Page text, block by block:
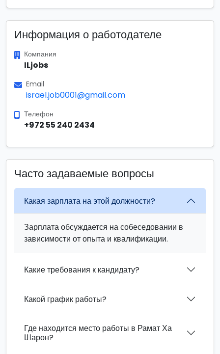
Информация о работодателе
Компания
ILjobs
Email
israel.job0001@gmail.com
Телефон
+972 55 240 2434
Часто задаваемые вопросы
Какая зарплата на этой должности?
Зарплата обсуждается на собеседовании в
зависимости от опыта и квалификации.
Какие требования к кандидату?
Какой график работы?
Где находится место работы в Рамат Ха
Шарон?